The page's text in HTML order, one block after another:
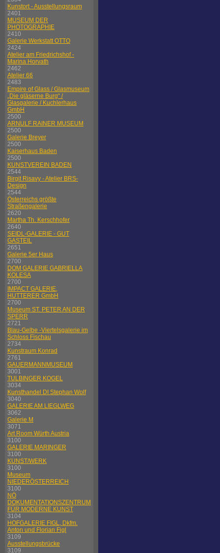
Kunstort - Ausstellungsraum
2401
MUSEUM DER
PHOTOGRAPHIE
2410
Galerie Werkstatt OTTO
2424
Atelier am Friedrichshof -
Marina Horvath
2462
Atelier 66
2483
Empire of Glass / Glasmuseum
„Die gläserne Burg“ /
Glasgalerie / Kuchlerhaus
GmbH
2500
ARNULF RAINER MUSEUM
2500
Galerie Breyer
2500
Kaiserhaus Baden
2500
KUNSTVEREIN BADEN
2544
Birgit Risavy - Atelier BRS-
Design
2544
Österreichs größte
Straßengalerie
2620
Martha Th. Kerschhofer
2640
SEIDL-GALERIE - GUT
GASTEIL
2651
Galerie 5er Haus
2700
DOM GALERIE GABRIELLA
KOLESA
2700
IMPACT GALERIE,
HUTTERER GmbH
2700
Museum ST. PETER AN DER
SPERR
2721
Blau-Gelbe -Viertelsgalerie im
Schloss Fischau
2734
Kunstraum Konrad
2761
GAUERMANNMUSEUM
3001
TULBINGER KOGEL
3034
Kunsthandel DI Stephan Wolf
3040
GALERIE AM LIEGLWEG
3062
Galerie M
3071
Art Room Würth Austria
3100
GALERIE MARINGER
3100
KUNST/WERK
3100
Museum
NIEDERÖSTERREICH
3100
NÖ
DOKUMENTATIONSZENTRUM
FÜR MODERNE KUNST
3104
HOFGALERIE FIGL, Dkfm.
Anton und Florian Figl
3109
Ausstellungsbrücke
3109